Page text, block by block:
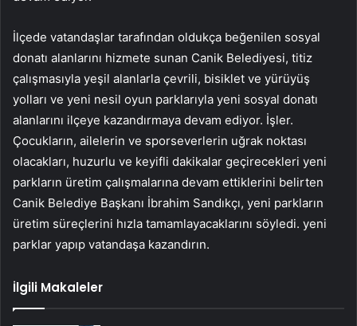
İlçede vatandaşlar tarafından oldukça beğenilen sosyal
donatı alanlarını hizmete sunan Canik Belediyesi, titiz
çalışmasıyla yeşil alanlarla çevrili, bisiklet ve yürüyüş
yolları ve yeni nesil oyun parklarıyla yeni sosyal donatı
alanlarını ilçeye kazandırmaya devam ediyor. İşler.
Çocukların, ailelerin ve sporseverlerin uğrak noktası
olacakları, huzurlu ve keyifli dakikalar geçirecekleri yeni
parkların üretim çalışmalarına devam ettiklerini belirten
Canik Belediye Başkanı İbrahim Sandıkçı, yeni parkların
üretim süreçlerini hızla tamamlayacaklarını söyledi. yeni
parklar yapıp vatandaşa kazandırın.
İlgili Makaleler